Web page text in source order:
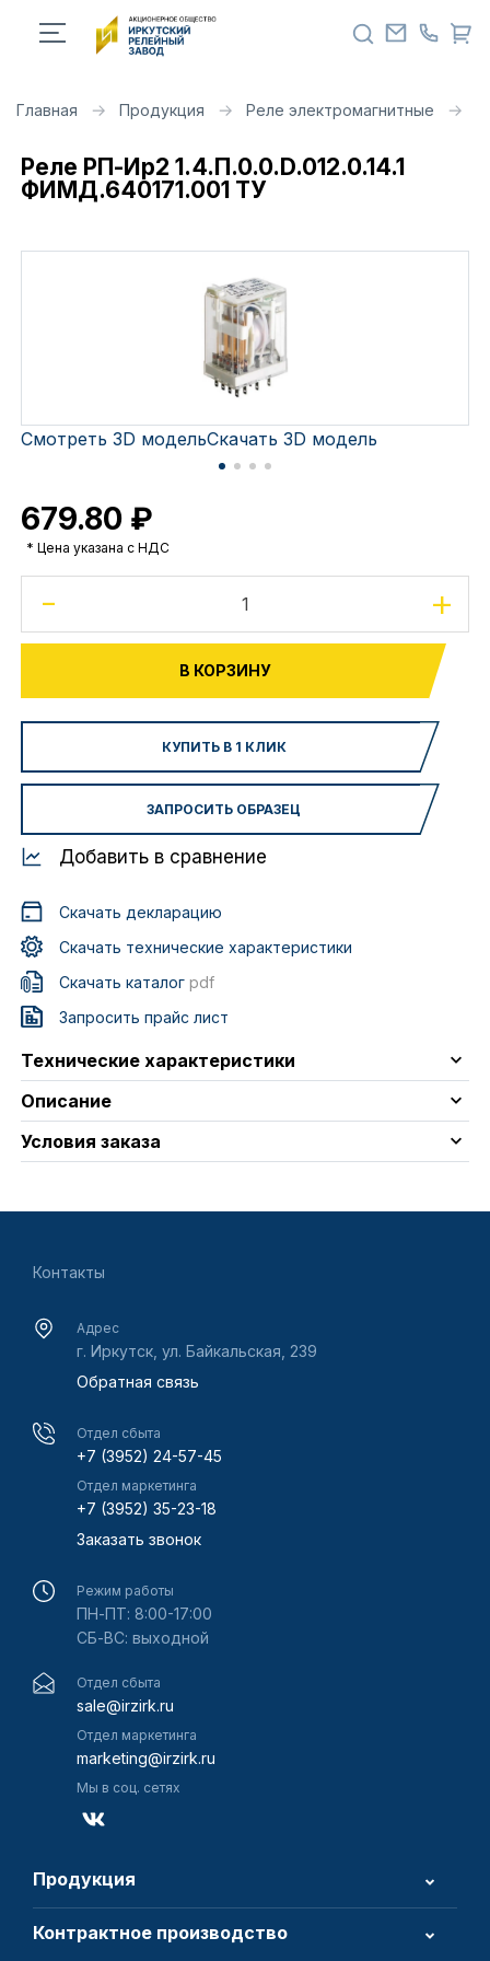
Главная Продукция Реле электромагнитные
Реле РП-Ир2 1.4.П.0.0.D.012.0.14.1
ФИМД.640171.001 ТУ
Смотреть 3D модельСкачать 3D модель
679.80 ₽
* Цена указана с НДС
- +
В КОРЗИНУ
КУПИТЬ В 1 КЛИК
ЗАПРОСИТЬ ОБРАЗЕЦ
Добавить в сравнение
Скачать декларацию
Скачать технические характеристики
Скачать каталогpdf
Запросить прайс лист
Технические характеристики
Описание
Условия заказа
Контакты
Адрес
г. Иркутск, ул. Байкальская, 239
Обратная связь
Отдел сбыта
+7 (3952) 24-57-45
Отдел маркетинга
+7 (3952) 35-23-18
Заказать звонок
Режим работы
ПН-ПТ: 8:00-17:00
СБ-ВС: выходной
Отдел сбыта
sale@irzirk.ru
Отдел маркетинга
marketing@irzirk.ru
Мы в соц. сетях
Продукция
Контрактное производство